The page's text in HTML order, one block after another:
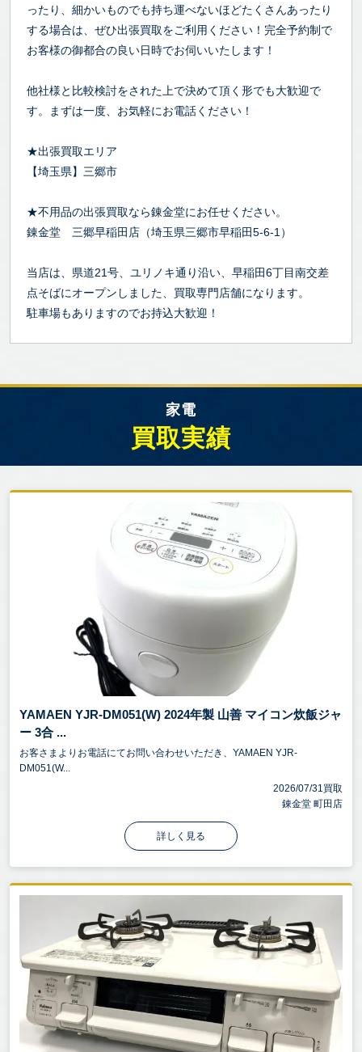
ったり、細かいものでも持ち運べないほどたくさんあったり
する場合は、ぜひ出張買取をご利用ください！完全予約制で
お客様の御都合の良い日時でお伺いいたします！
他社様と比較検討をされた上で決めて頂く形でも大歓迎で
す。まずは一度、お気軽にお電話ください！
★出張買取エリア
【埼玉県】三郷市
★不用品の出張買取なら錬金堂にお任せください。
錬金堂 三郷早稲田店（埼玉県三郷市早稲田5-6-1）
当店は、県道21号、ユリノキ通り沿い、早稲田6丁目南交差
点そばにオープンしました、買取専門店舗になります。
駐車場もありますのでお持込大歓迎！
家電
買取実績
YAMAEN YJR-DM051(W) 2024年製 山善 マイコン炊飯ジャ
ー 3合 ...
お客さまよりお電話にてお問い合わせいただき、YAMAEN YJR-
DM051(W...
2026/07/31買取
錬金堂 町田店
詳しく見る